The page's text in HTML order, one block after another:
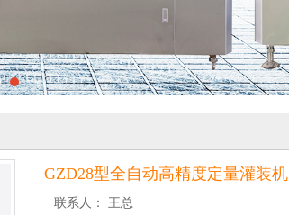
GZD28型全自动高精度定量灌装机
联系人：
王总